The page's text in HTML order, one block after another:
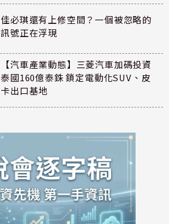
佳必琪還有上修空間？一個被忽略的
訊號正在浮現
【汽車產業動態】三菱汽車加碼投資
泰國160億泰銖 鎖定電動化SUV、皮
卡出口基地